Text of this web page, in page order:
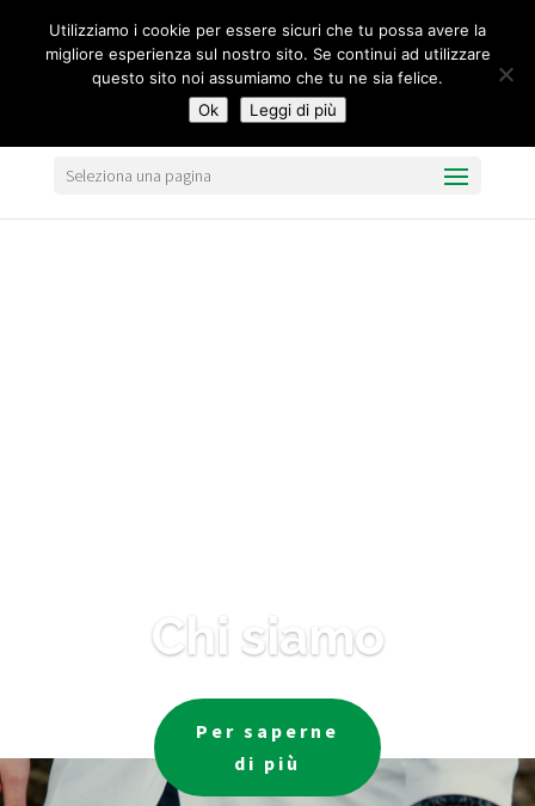
Seleziona una pagina
Chi siamo
Per saperne
di più
Utilizziamo i cookie per essere sicuri che tu possa avere la
migliore esperienza sul nostro sito. Se continui ad utilizzare
questo sito noi assumiamo che tu ne sia felice.
Ok
Leggi di più